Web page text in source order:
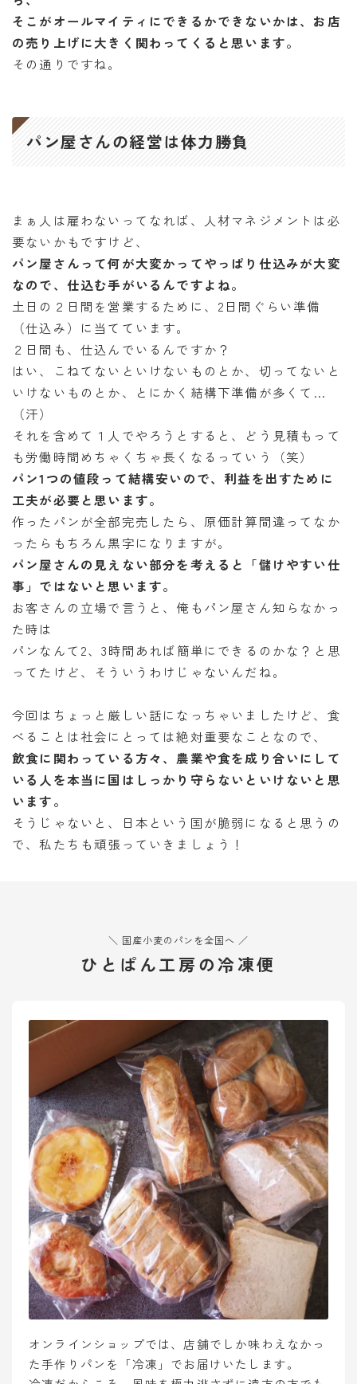
そこがオールマイティにできるかできないかは、お店
の売り上げに大きく関わってくると思います。
その通りですね。
パン屋さんの経営は体力勝負
まぁ人は雇わないってなれば、人材マネジメントは必
要ないかもですけど、
パン屋さんって何が大変かってやっぱり仕込みが大変
なので、仕込む手がいるんですよね。
土日の２日間を営業するために、2日間ぐらい準備
（仕込み）に当てています。
２日間も、仕込んでいるんですか？
はい、こねてないといけないものとか、切ってないと
いけないものとか、とにかく結構下準備が多くて…
（汗）
それを含めて１人でやろうとすると、どう見積もって
も労働時間めちゃくちゃ長くなるっていう（笑）
パン1つの値段って結構安いので、利益を出すために
工夫が必要と思います。
作ったパンが全部完売したら、原価計算間違ってなか
ったらもちろん黒字になりますが。
パン屋さんの見えない部分を考えると「儲けやすい仕
事」ではないと思います。
お客さんの立場で言うと、俺もパン屋さん知らなかっ
た時は
パンなんて2、3時間あれば簡単にできるのかな？と思
ってたけど、そういうわけじゃないんだね。
今回はちょっと厳しい話になっちゃいましたけど、食
べることは社会にとっては絶対重要なことなので、
飲食に関わっている方々、農業や食を成り合いにして
いる人を本当に国はしっかり守らないといけないと思
います。
そうじゃないと、日本という国が脆弱になると思うの
で、私たちも頑張っていきましょう！
＼ 国産小麦のパンを全国へ ／
ひとぱん工房の冷凍便
オンラインショップでは、店舗でしか味わえなかっ
た手作りパンを「冷凍」でお届けいたします。